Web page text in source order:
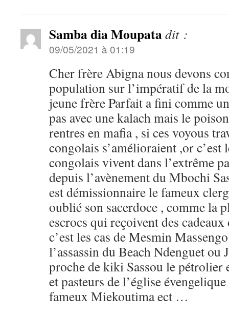
Samba dia Moupatadit :
09/05/2021 à 01:19
Cher frère Abigna nous devons
population sur l’impératif de la
jeune frère Parfait a fini comme
pas avec une kalach mais le
rentres en mafia , si ces voyous
congolais s’amélioraient ,or c’est
congolais vivent dans l’extrême
depuis l’avènement du Mbochi
est démissionnaire le fameux
oublié son sacerdoce , comme la
escrocs qui reçoivent des
c’est les cas de Mesmin
l’assassin du Beach Ndenguet ou
proche de kiki Sassou le pétrolier
et pasteurs de l’église
fameux Miekoutima ect …